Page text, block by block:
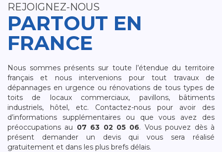
REJOIGNEZ-NOUS
PARTOUT EN
FRANCE
Nous sommes présents sur toute l’étendue du territoire
français et nous intervenions pour tout travaux de
dépannages en urgence ou rénovations de tous types de
toits de locaux commerciaux, pavillons, bâtiments
industriels, hôtel, etc. Contactez-nous pour avoir des
d’informations supplémentaires ou que vous avez des
préoccupations au 07 63 02 05 06. Vous pouvez dès à
présent demander un devis qui vous sera réalisé
gratuitement et dans les plus brefs délais.